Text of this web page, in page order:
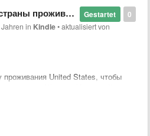
0
Gestartet
проживания
in Kindle•aktualisiert von
проживания United States, чтобы
titles available for the
of your valid government-issued
bill received within the previous 90